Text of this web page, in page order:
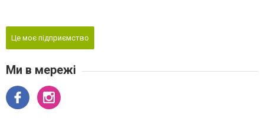
Це моє підприємство
Ми в мережі